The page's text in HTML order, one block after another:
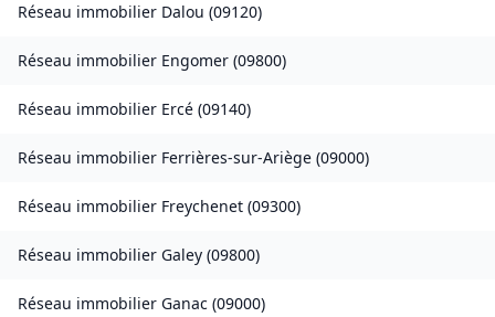
Réseau immobilier Dalou (09120)
Réseau immobilier Engomer (09800)
Réseau immobilier Ercé (09140)
Réseau immobilier Ferrières-sur-Ariège (09000)
Réseau immobilier Freychenet (09300)
Réseau immobilier Galey (09800)
Réseau immobilier Ganac (09000)